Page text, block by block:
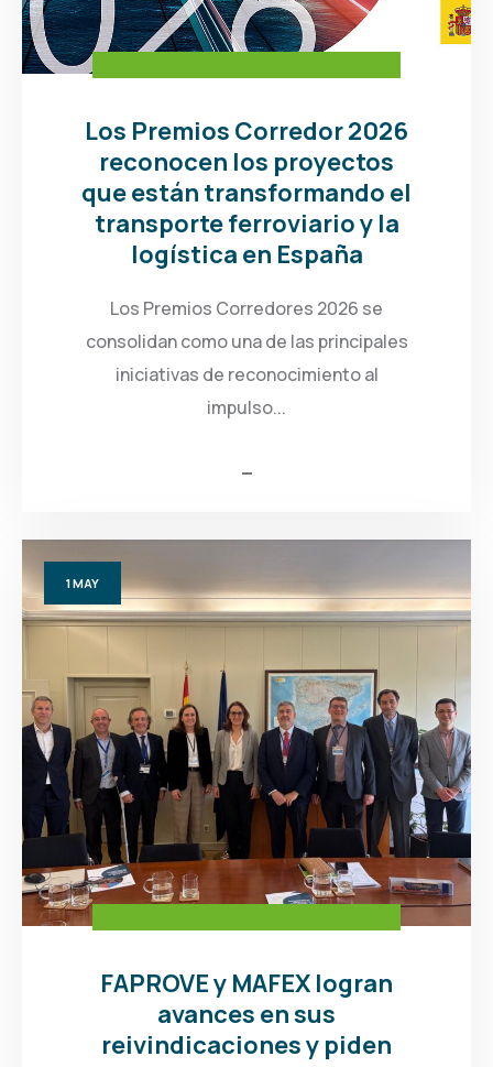
Los Premios Corredor 2026
reconocen los proyectos
que están transformando el
transporte ferroviario y la
logística en España
Los Premios Corredores 2026 se
consolidan como una de las principales
iniciativas de reconocimiento al
impulso...
1MAY
FAPROVE y MAFEX logran
avances en sus
reivindicaciones y piden